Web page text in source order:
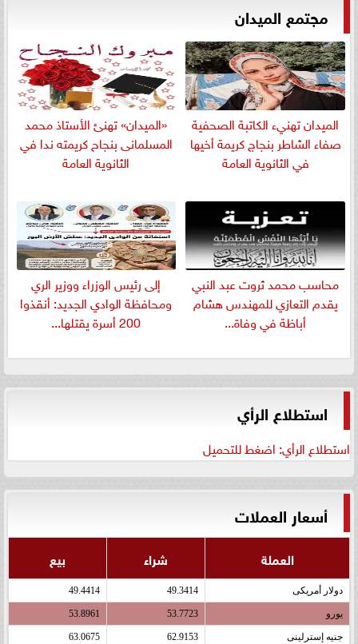
مجتمع الميدان
الميدان تهنيء الكاتبة الصحفية
صفاء الشاطر بنجاج كريمة أخيها
في الثانوية العامة
«الميدان» تهنئ الأستاذ محمد
المسلمانى بنجاح كريمته ندا في
الثانوية العامة
​محاسب محمد ثروت عبد النبي
يقدم التعازي للمهندس هشام
أباظة في وفاة...
إلى رئيس الوزراء ووزير الري
ومحافظة الوادي الجديد: أنقذوا
200 أسرة يقتلها...
استطلاع الرأي
استطلاع الرأي: اضغط للتحميل
أسعار العملات
العملة شراء بيع
دولار أمريكى 49.3414
49.4414
يورو 53.7723
53.8961
جنيه إسترلينى 62.9153
63.0675